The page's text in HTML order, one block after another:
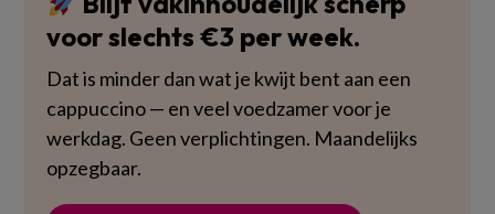
voor slechts €3 per week.
Dat is minder dan wat je kwijt bent aan een
cappuccino — en veel voedzamer voor je
werkdag. Geen verplichtingen. Maandelijks
opzegbaar.